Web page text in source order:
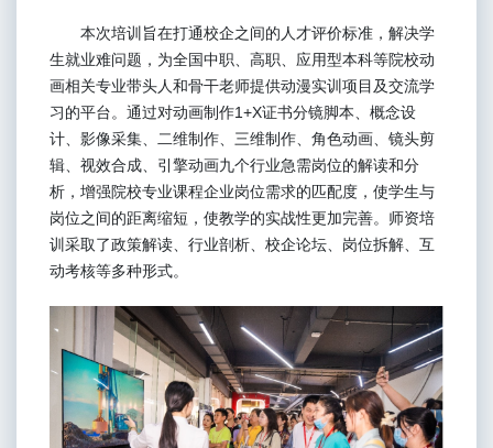
本次培训旨在打通校企之间的人才评价标准，解决学
生就业难问题，为全国中职、高职、应用型本科等院校动
画相关专业带头人和骨干老师提供动漫实训项目及交流学
习的平台。通过对动画制作1+X证书分镜脚本、概念设
计、影像采集、二维制作、三维制作、角色动画、镜头剪
辑、视效合成、引擎动画九个行业急需岗位的解读和分
析，增强院校专业课程企业岗位需求的匹配度，使学生与
岗位之间的距离缩短，使教学的实战性更加完善。师资培
训采取了政策解读、行业剖析、校企论坛、岗位拆解、互
动考核等多种形式。